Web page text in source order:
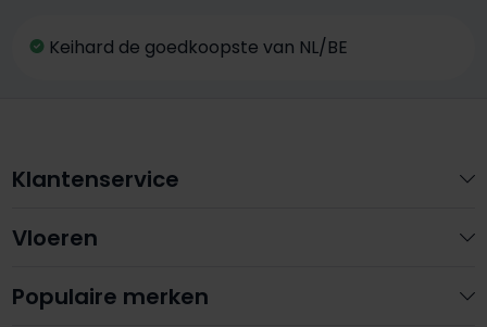
Keihard de goedkoopste van NL/BE
Klantenservice
Vloeren
Populaire merken